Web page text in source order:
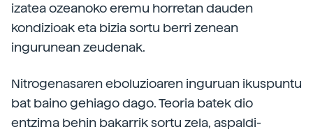
izatea ozeanoko eremu horretan dauden
kondizioak eta bizia sortu berri zenean
ingurunean zeudenak.
Nitrogenasaren eboluzioaren inguruan ikuspuntu
bat baino gehiago dago. Teoria batek dio
entzima behin bakarrik sortu zela, aspaldi-